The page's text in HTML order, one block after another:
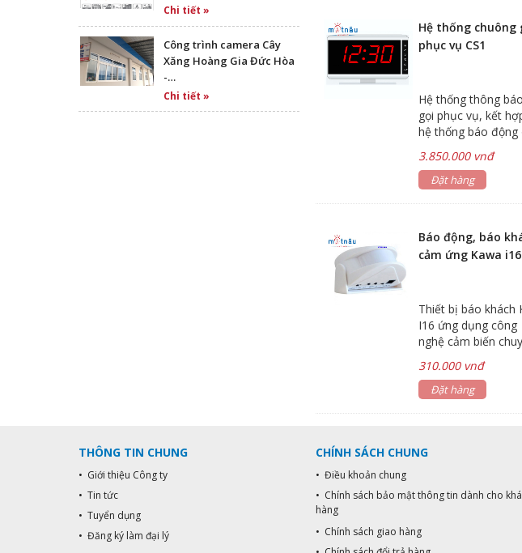
Chi tiết »
Công trình camera Cây
Xăng Hoàng Gia Đức Hòa
-…
Chi tiết »
Hệ thống chuông
phục vụ CS1
Hệ thống thông báo
gọi phục vụ, kết
hệ thống báo động
công nghệ thu – phát
vô tuyến tần số
3.850.000 vnđ
Đặt hàng
Báo động, báo
cảm ứng Kawa i16
Thiết bị báo khách
I16 ứng dụng công
nghệ cảm biến
310.000 vnđ
Đặt hàng
THÔNG TIN CHUNG
• Giới thiệu Công ty
• Tin tức
• Tuyển dụng
• Đăng ký làm đại lý
CHÍNH SÁCH CHUNG
• Điều khoản chung
• Chính sách bảo mật thông tin dành cho
hàng
• Chính sách giao hàng